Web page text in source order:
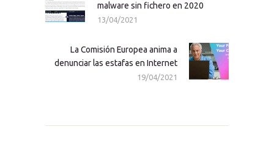
post:
malware sin fichero en 2020
13/04/2021
Next
post:
La Comisión Europea anima a
denunciar las estafas en Internet
19/04/2021